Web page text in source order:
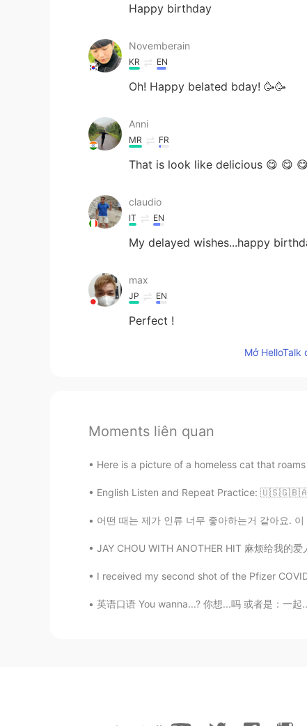
Happy birthday
Novemberain
KR EN
Oh! Happy belated bday! 🥳🥳
Anni
MR FR
That is look like delicious 😋 😋 😋
claudio
IT EN
My delayed wishes...happy
max
JP EN
Perfect !
Mở
Moments liên quan
Here is a picture of a homeless cat that
English Listen and Repeat Practice:
어떤 때는 제가 인류 너무 좋아하는거 같아요. 이 세상에 많은 사람 대해
JAY CHOU WITH ANOTHER HIT 麻烦给我的爱人来一杯mojito 我喜欢阅
I received my second shot of the Pfizer
英语口语 You wanna...? 你想...吗 或者是：一起... 吗 连